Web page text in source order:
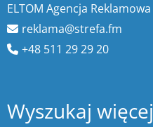
ELTOM Agencja Reklamowa
reklama@strefa.fm
+48 511 29 29 20
Wyszukaj więcej